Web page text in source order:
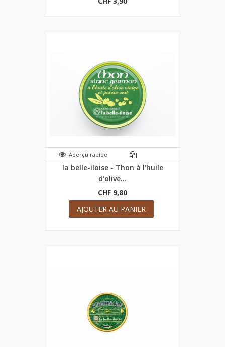
Aperçu rapide
la belle-iloise - Thon à l'huile
d'olive...
CHF 9,80
AJOUTER AU PANIER